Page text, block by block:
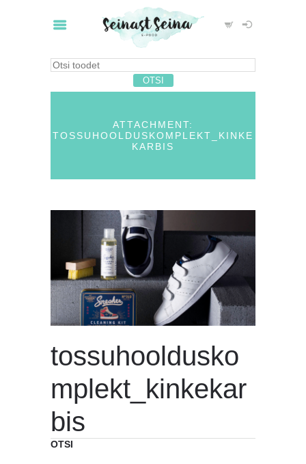
ATTACHMENT:
TOSSUHOOLDUSKOMPLEKT_KINKE
KARBIS
tossuhooldusko
mplekt_kinkekar
bis
OTSI